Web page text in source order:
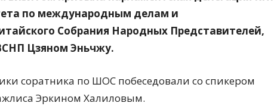
по международным делам и
Собрания Народных Представителей,
Цзяном Эньчжу.
соратника по ШОС побеседовали со спикером
Эркином Халиловым.